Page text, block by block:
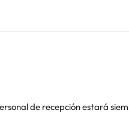
de recepción estará